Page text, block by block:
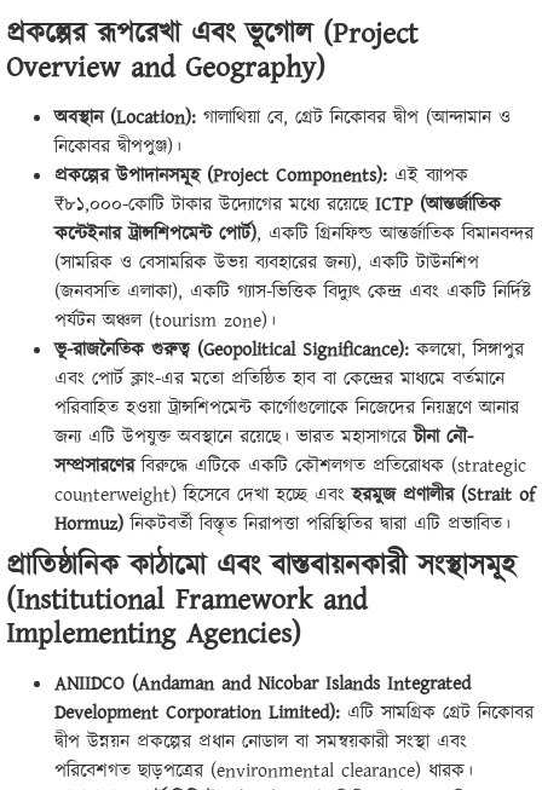
প্রকল্পের রূপরেখা এবং ভূগোল (Project
Overview and Geography)
অবস্থান (Location): গালাথিয়া বে, গ্রেট নিকোবর দ্বীপ (আন্দামান ও
নিকোবর দ্বীপপুঞ্জ)।
প্রকল্পের উপাদানসমূহ (Project Components): এই ব্যাপক
₹৮১,০০০-কোটি টাকার উদ্যোগের মধ্যে রয়েছে ICTP (আন্তর্জাতিক
কন্টেইনার ট্রান্সশিপমেন্ট পোর্ট), একটি গ্রিনফিল্ড আন্তর্জাতিক বিমানবন্দর
(সামরিক ও বেসামরিক উভয় ব্যবহারের জন্য), একটি টাউনশিপ
(জনবসতি এলাকা), একটি গ্যাস-ভিত্তিক বিদ্যুৎ কেন্দ্র এবং একটি নির্দিষ্ট
পর্যটন অঞ্চল (tourism zone)।
ভূ-রাজনৈতিক গুরুত্ব (Geopolitical Significance): কলম্বো, সিঙ্গাপুর
এবং পোর্ট ক্লাং-এর মতো প্রতিষ্ঠিত হাব বা কেন্দ্রের মাধ্যমে বর্তমানে
পরিবাহিত হওয়া ট্রান্সশিপমেন্ট কার্গোগুলোকে নিজেদের নিয়ন্ত্রণে আনার
জন্য এটি উপযুক্ত অবস্থানে রয়েছে। ভারত মহাসাগরেচীনা নৌ-
সম্প্রসারণেরবিরুদ্ধে এটিকে একটি কৌশলগত প্রতিরোধক (strategic
counterweight) হিসেবে দেখা হচ্ছে এবংহরমুজ প্রণালীর (Strait of
Hormuz) নিকটবর্তী বিস্তৃত নিরাপত্তা পরিস্থিতির দ্বারা এটি প্রভাবিত।
প্রাতিষ্ঠানিক কাঠামো এবং বাস্তবায়নকারী সংস্থাসমূহ
(Institutional Framework and
Implementing Agencies)
ANIIDCO (Andaman and Nicobar Islands Integrated
Development Corporation Limited): এটি সামগ্রিক গ্রেট নিকোবর
দ্বীপ উন্নয়ন প্রকল্পের প্রধান নোডাল বা সমন্বয়কারী সংস্থা এবং
পরিবেশগত ছাড়পত্রের (environmental clearance) ধারক।